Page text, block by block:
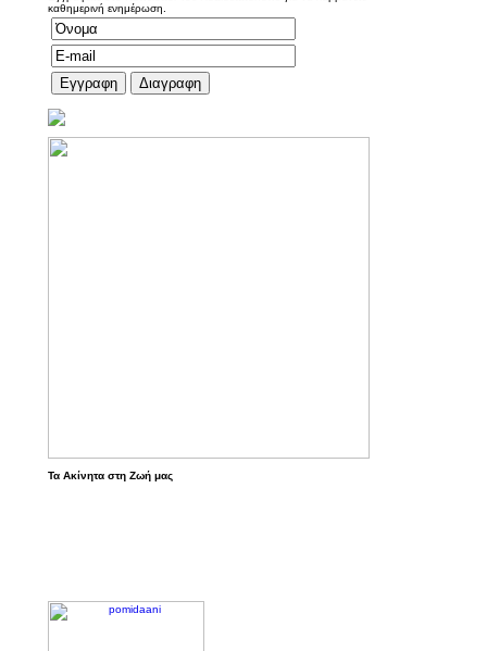
καθημερινή ενημέρωση.
Τα Ακίνητα στη Ζωή μας